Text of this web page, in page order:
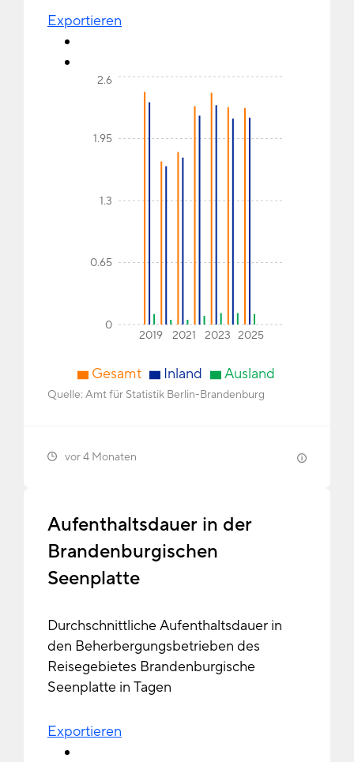
Exportieren
2019 2021 2023 2025
0
0.65
1.3
1.95
2.6
Gesamt Inland Ausland
Quelle: Amt für Statistik Berlin-Brandenburg
vor 4 Monaten
Aufenthaltsdauer in der
Brandenburgischen
Seenplatte
Durchschnittliche Aufenthaltsdauer in
den Beherbergungsbetrieben des
Reisegebietes Brandenburgische
Seenplatte in Tagen
Exportieren